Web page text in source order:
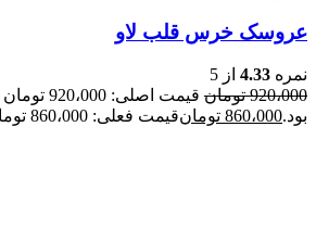
عروسک خرس قلب لاو
نمره 4.33 از 5
920،000 تومان
قیمت اصلی: 920،000 تومان
بود.860،000 تومانقیمت فعلی: 860،000 تومان.